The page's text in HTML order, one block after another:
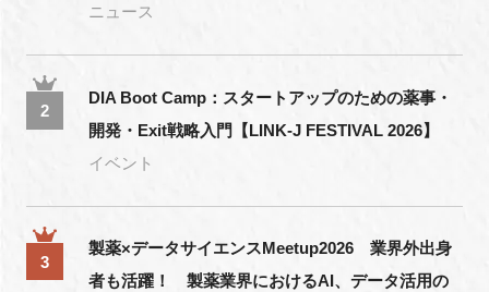
ニュース
2
DIA Boot Camp：スタートアップのための薬事・
開発・Exit戦略入門【LINK-J FESTIVAL 2026】
イベント
3
製薬×データサイエンスMeetup2026 業界外出身
者も活躍！ 製薬業界におけるAI、データ活用の